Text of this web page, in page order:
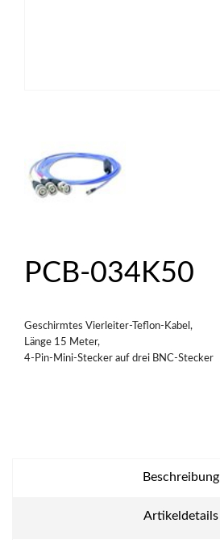
PCB-034K50
Geschirmtes Vierleiter-Teflon-Kabel,
Länge 15 Meter,
4-Pin-Mini-Stecker auf drei BNC-Stecker
Beschreibung
Artikeldetails